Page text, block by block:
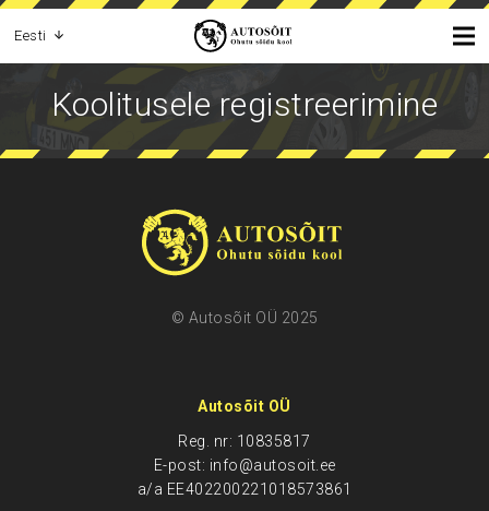
Eesti
Koolitusele registreerimine
© Autosõit OÜ 2025
Autosõit OÜ
Reg. nr: 10835817
E-post: info@autosoit.ee
a/a EE402200221018573861